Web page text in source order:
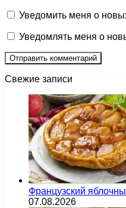
Уведомить меня о
Уведомлять меня о
Свежие записи
Французский
07.08.2026